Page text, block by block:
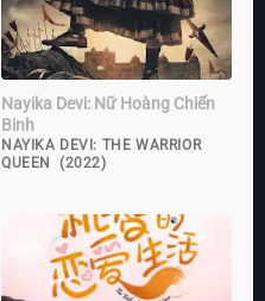
Nayika Devi: Nữ Hoàng Chiến
Binh
NAYIKA DEVI: THE WARRIOR
QUEEN (2022)